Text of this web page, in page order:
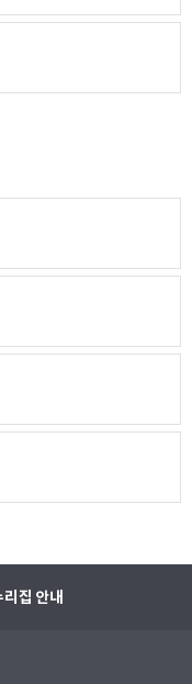
리집 안내